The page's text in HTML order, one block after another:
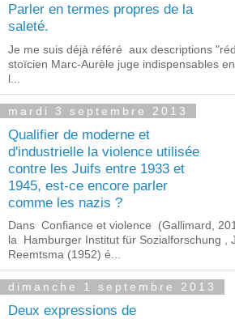
Parler en termes propres de la
saleté.
Je me suis déjà référé aux descriptions
stoïcien Marc-Aurèle juge indispensables
l...
mardi 3 septembre 2013
Qualifier de moderne et
d'industrielle la violence utilisée
contre les Juifs entre 1933 et
1945, est-ce encore parler
comme les nazis ?
Dans Confiance et violence (Gallimard,
la Hamburger Institut für Sozialforschung ,
Reemtsma (1952) é...
dimanche 1 septembre 2013
Deux expressions de